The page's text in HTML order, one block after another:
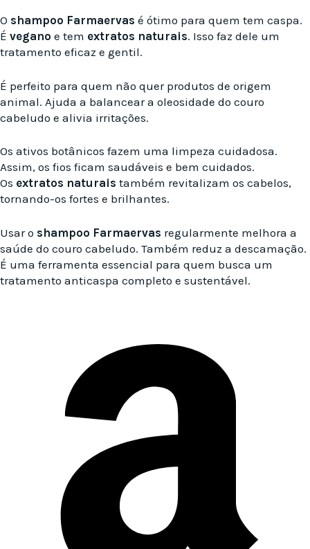
O shampoo Farmaervas é ótimo para quem tem caspa.
É vegano e tem extratos naturais. Isso faz dele um
tratamento eficaz e gentil.
É perfeito para quem não quer produtos de origem
animal. Ajuda a balancear a oleosidade do couro
cabeludo e alivia irritações.
Os ativos botânicos fazem uma limpeza cuidadosa.
Assim, os fios ficam saudáveis e bem cuidados.
Os extratos naturais também revitalizam os cabelos,
tornando-os fortes e brilhantes.
Usar o shampoo Farmaervas regularmente melhora a
saúde do couro cabeludo. Também reduz a descamação.
É uma ferramenta essencial para quem busca um
tratamento anticaspa completo e sustentável.